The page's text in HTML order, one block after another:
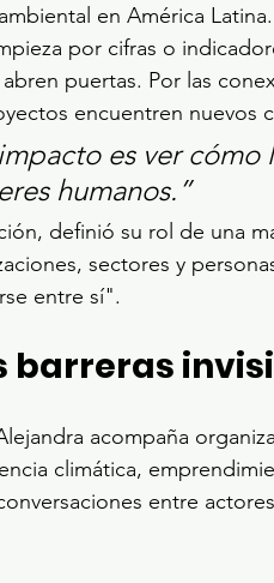
en América
por cifras o
puertas. Por las
encuentren nuevos
es ver cómo
humanos.”
definió su rol de una
sectores y
entre sí".
barreras
acompaña
climática,
entre